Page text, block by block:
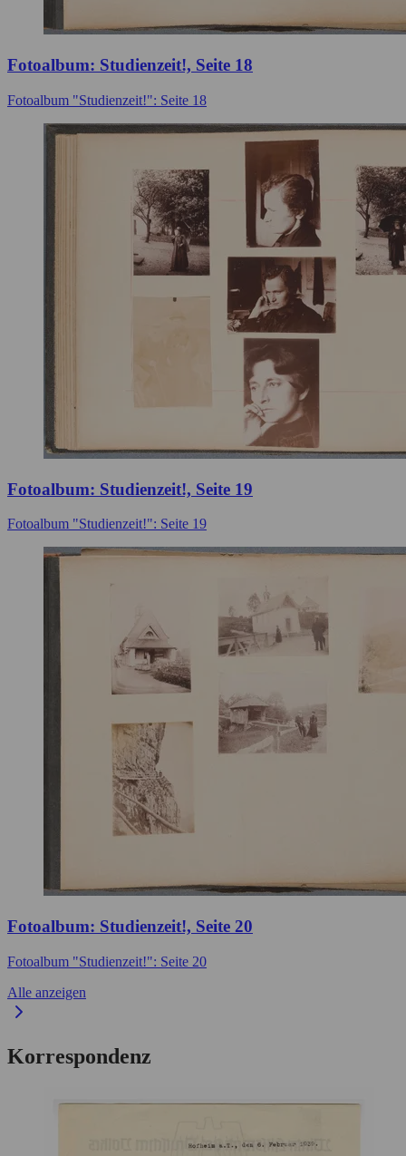
Fotoalbum: Studienzeit!, Seite 18
Fotoalbum "Studienzeit!": Seite 18
Fotoalbum: Studienzeit!, Seite 19
Fotoalbum "Studienzeit!": Seite 19
Fotoalbum: Studienzeit!, Seite 20
Fotoalbum "Studienzeit!": Seite 20
Alle anzeigen
Korrespondenz